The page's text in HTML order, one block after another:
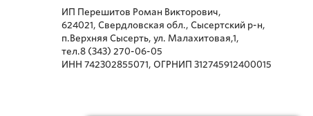
ИП Перешитов Роман Викторович,
624021, Свердловская обл., Сысертский р-н,
п.Верхняя Сысерть, ул. Малахитовая,1,
тел.8 (343) 270-06-05
ИНН 742302855071, ОГРНИП 312745912400015